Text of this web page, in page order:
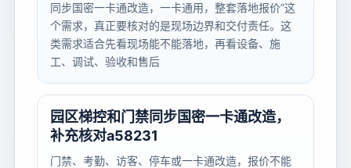
同步国密一卡通改造，一卡通用，整套落地报价”这
个需求，真正要核对的是现场边界和交付责任。这
类需求适合先看现场能不能落地，再看设备、施
工、调试、验收和售后
园区梯控和门禁同步国密一卡通改造，
补充核对a58231
门禁、考勤、访客、停车或一卡通改造，报价不能